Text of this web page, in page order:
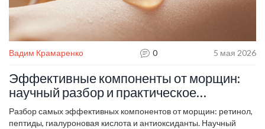
Вадим Крамаренко 0 5 мая 2026
Эффективные компоненты от морщин:
научный разбор и практическое
руководство
Разбор самых эффективных компонентов от морщин: ретинол,
пептиды, гиалуроновая кислота и антиоксиданты. Научный